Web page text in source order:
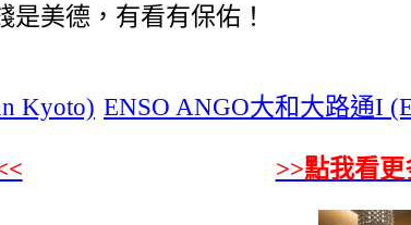
美德，有看有保佑！
Kyoto) ENSO ANGO大和大路通I
>>點我看